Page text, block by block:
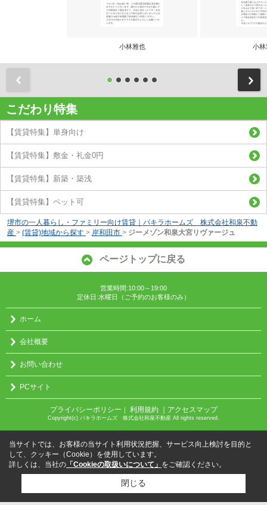
小林雅也 小林
こだわり特集
【賃貸特集】単身向け
【賃貸特集】敷金・礼金0円
【賃貸特集】新築・築浅
【賃貸特集】ペット可
堺市の一人暮らし・ファミリー向け賃貸｜パキラホームズ 株式会社和泉不動
産 > (賃貸)地域から探す > 岸和田市 > ジーメゾン和泉大宮リヴァージュ
ページトップに戻る
営業時間:10:00～19:00
定休日:水曜日（ご予約のお客様のみ）
ホーム
会社概要
お問い合わせ
PCサイト
プライバシーポリシー 利用規約 ｜アクセスマップ
Copyright(c) パキラホームズ 株式会社和泉不動産 All rights reserved.
当サイトでは、お客様の当サイト利用状況把握、サービス向上検討を目的と
して、クッキー（Cookie）を使用しています。
詳しくは、当社の 「Cookieの取扱いについて」 をご確認ください。
閉じる